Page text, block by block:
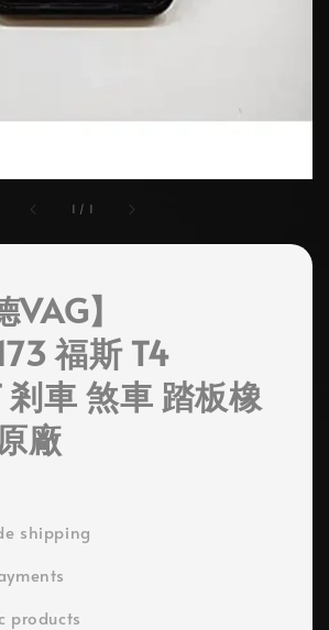
1 / 1
VAG】
福斯 T4
剎車 煞車 踏板橡
廠
shipping
products